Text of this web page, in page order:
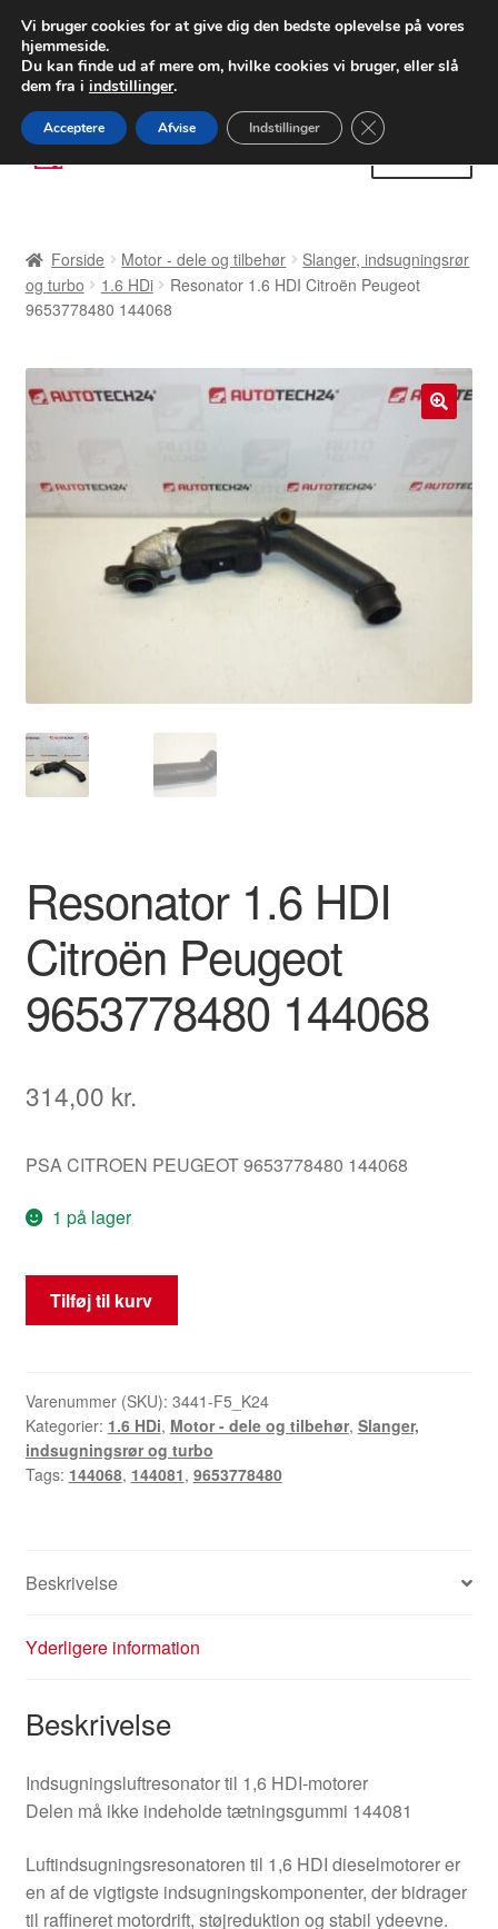
LEVERING fra 55 kr.
FEDEX verdensomspændende forsendelse
80 82 72 02
Spring
til
Spring
til
Betalinger
Klage
Kontakte
Om os
Forside Motor - dele og tilbehør
Slanger, indsugningsrør
og turbo
1.6 HDi
Resonator 1.6 HDI Citroën Peugeot
9653778480 144068
Resonator 1.6 HDI
Citroën Peugeot
9653778480 144068
314,00 kr.
PSA CITROEN PEUGEOT 9653778480 144068
1 på lager
Resonator
Peugeot
9653778480
144068
antal
Tilføj til kurv
Varenummer (SKU): 3441-F5_K24
Kategorier: 1.6 HDi, Motor - dele og tilbehør, Slanger,
indsugningsrør og turbo
Tags: 144068, 144081, 9653778480
Beskrivelse
Yderligere information
Beskrivelse
Indsugningsluftresonator til 1,6 HDI-motorer
Delen må ikke indeholde tætningsgummi 144081
Luftindsugningsresonatoren til 1,6 HDI dieselmotorer er
en af de vigtigste indsugningskomponenter, der bidrager
til raffineret motordrift, støjreduktion og stabil ydeevne.
Vi bruger cookies for at give dig den bedste oplevelse på vores
hjemmeside.
Du kan finde ud af mere om, hvilke cookies vi bruger, eller slå
dem fra i indstillinger.
Acceptere Afvise Indstillinger Close GDPR